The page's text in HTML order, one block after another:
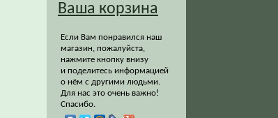
Ваша корзина
Если Вам понравился наш
магазин, пожалуйста,
нажмите кнопку внизу
и поделитесь информацией
о нём с другими людьми.
Для нас это очень важно!
Спасибо.